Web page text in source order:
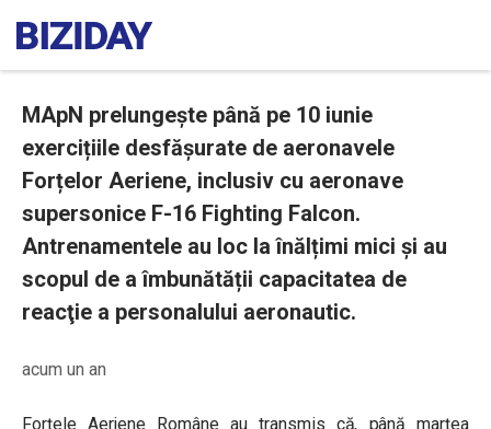
MApN prelungește până pe 10 iunie
exercițiile desfășurate de aeronavele
Forțelor Aeriene, inclusiv cu aeronave
supersonice F-16 Fighting Falcon.
Antrenamentele au loc la înălțimi mici și au
scopul de a îmbunătății capacitatea de
reacţie a personalului aeronautic.
acum un an
Forțele Aeriene Române au transmis că, până marțea